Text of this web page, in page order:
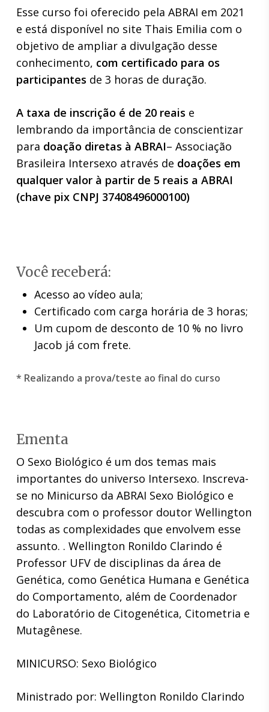
Esse curso foi oferecido pela ABRAI em 2021
e está disponível no site Thais Emilia com o
objetivo de ampliar a divulgação desse
conhecimento, com certificado para os
participantes de 3 horas de duração.
A taxa de inscrição é de 20 reais e
lembrando da importância de conscientizar
para doação diretas à ABRAI– Associação
Brasileira Intersexo através de doações em
qualquer valor à partir de 5 reais a ABRAI
(chave pix CNPJ 37408496000100)
Você receberá:
Acesso ao vídeo aula;
Certificado com carga horária de 3 horas;
Um cupom de desconto de 10 % no livro
Jacob já com frete.
* Realizando a prova/teste ao final do curso
Ementa
O Sexo Biológico é um dos temas mais
importantes do universo Intersexo. Inscreva-
se no Minicurso da ABRAI Sexo Biológico e
descubra com o professor doutor Wellington
todas as complexidades que envolvem esse
assunto. . Wellington Ronildo Clarindo é
Professor UFV de disciplinas da área de
Genética, como Genética Humana e Genética
do Comportamento, além de Coordenador
do Laboratório de Citogenética, Citometria e
Mutagênese.
MINICURSO: Sexo Biológico
Ministrado por: Wellington Ronildo Clarindo